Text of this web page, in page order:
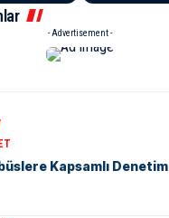
- Advertisement -
Kapsamlı Denetim